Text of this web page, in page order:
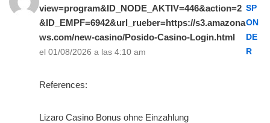
view=program&ID_NODE_AKTIV=446&action=2
&ID_EMPF=6942&url_rueber=https://s3.amazona
ws.com/new-casino/Posido-Casino-Login.html
el 01/08/2026 a las 4:10 am
SP
ON
DE
R
References:
Lizaro Casino Bonus ohne Einzahlung